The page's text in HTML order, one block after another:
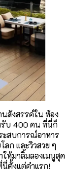
สังสรรค์ใน ห้อง
รับ 400 คน ที่นี่ก็
ะสบการณ์อาหาร
ก และวิวสวย ๆ
ให้มาลิ้มลองเมนูสุด
ตั้งแต่คำแรก!